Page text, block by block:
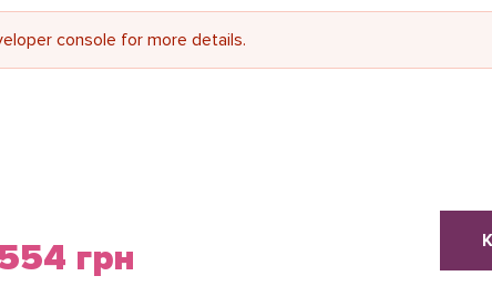
(066) 560 34 03
console for more details.
грн